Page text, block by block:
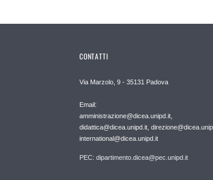
CONTATTI
Via Marzolo, 9 - 35131 Padova
Email:
amministrazione@dicea.unipd.it,
didattica@dicea.unipd.it,
international@dicea.unipd.it
PEC: dipartimento.dicea@pec.unipd.it